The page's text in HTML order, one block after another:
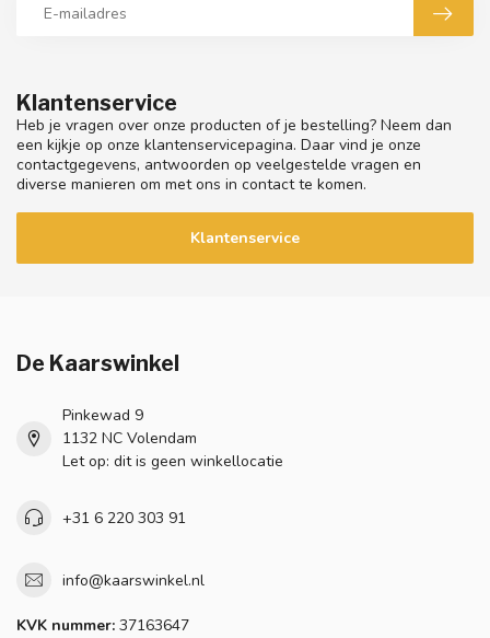
Klantenservice
Heb je vragen over onze producten of je bestelling? Neem dan
een kijkje op onze klantenservicepagina. Daar vind je onze
contactgegevens, antwoorden op veelgestelde vragen en
diverse manieren om met ons in contact te komen.
Klantenservice
De Kaarswinkel
Pinkewad 9
1132 NC Volendam
Let op: dit is geen winkellocatie
+31 6 220 303 91
info@kaarswinkel.nl
KVK nummer: 37163647